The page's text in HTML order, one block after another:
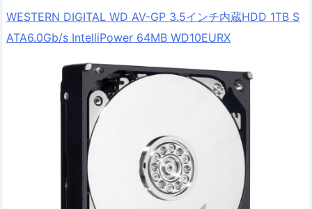
WESTERN DIGITAL WD AV-GP 3.5インチ内蔵HDD 1TB S
ATA6.0Gb/s IntelliPower 64MB WD10EURX